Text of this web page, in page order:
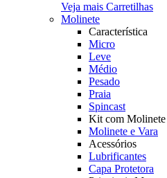
Veja mais Carretilhas
Molinete
Característica
Micro
Leve
Médio
Pesado
Praia
Spincast
Kit com Molinete
Molinete e Vara
Acessórios
Lubrificantes
Capa Protetora